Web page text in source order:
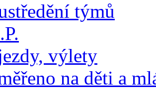
týmů
výlety
na děti a